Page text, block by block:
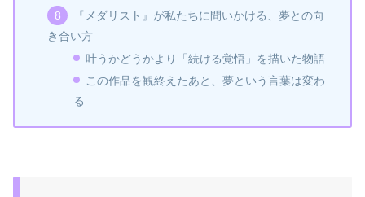
『メダリスト』が私たちに問いかける、夢との向
き合い方
叶うかどうかより「続ける覚悟」を描いた物語
この作品を観終えたあと、夢という言葉は変わ
る